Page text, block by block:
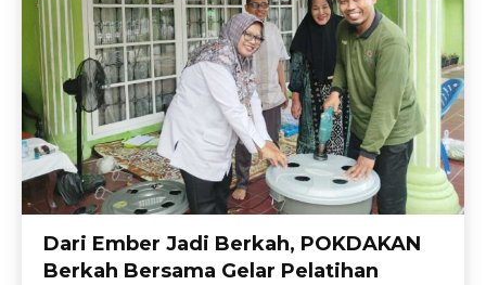
Dari Ember Jadi Berkah, POKDAKAN
Berkah Bersama Gelar Pelatihan